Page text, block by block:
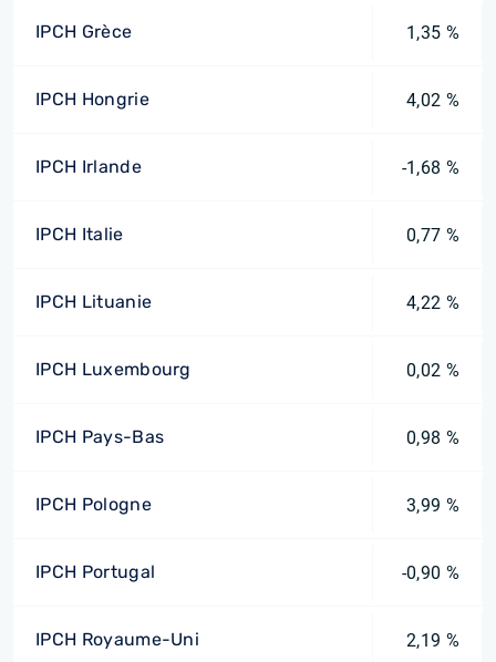
IPCH Grèce 1,35 %
IPCH Hongrie 4,02 %
IPCH Irlande -1,68 %
IPCH Italie 0,77 %
IPCH Lituanie 4,22 %
IPCH Luxembourg 0,02 %
IPCH Pays-Bas 0,98 %
IPCH Pologne 3,99 %
IPCH Portugal -0,90 %
IPCH Royaume-Uni 2,19 %